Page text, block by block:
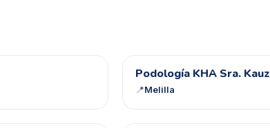
PK
Podología KHA Sra.
📍Melilla